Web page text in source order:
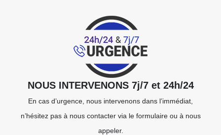
NOUS INTERVENONS 7j/7 et 24h/24
En cas d’urgence, nous intervenons dans l’immédiat,
n’hésitez pas à nous contacter via le formulaire ou à nous
appeler.